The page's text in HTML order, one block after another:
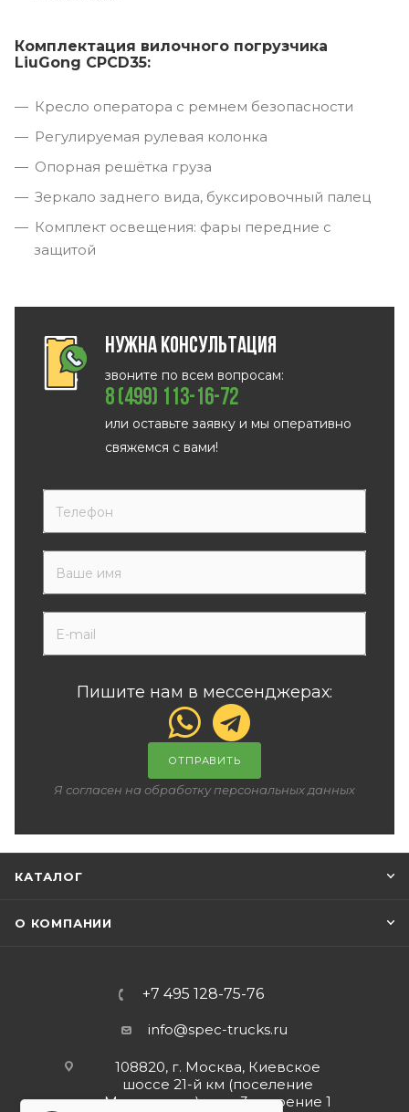
Комплектация вилочного погрузчика
LiuGong CPCD35:
Кресло оператора с ремнем безопасности
Регулируемая рулевая колонка
Опорная решётка груза
Зеркало заднего вида, буксировочный палец
Комплект освещения: фары передние с
защитой
Нужна консультация
звоните по всем вопросам:
8 (499) 113-16-72
или оставьте заявку и мы оперативно
свяжемся с вами!
Пишите нам в мессенджерах:
ОТПРАВИТЬ
Я согласен на обработку персональных данных
КАТАЛОГ
О КОМПАНИИ
+7 495 128-75-76
info@spec-trucks.ru
108820, г. Москва, Киевское
шоссе 21-й км (поселение
Мосрентген), дом 3 строение 1